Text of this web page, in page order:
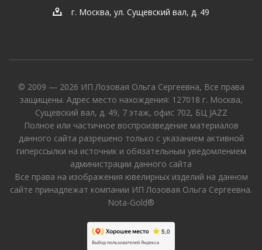
г. Москва, ул. Сущевский вал, д. 49
© 2009 — 2026 ИП Лозовая Ольга Сергеевна, Все права
защищены. Адрес место нахождения: 127018 г. Москва,
Сущевский вал, д. 49, 7 этаж, офис 702, БЦ JAZZ
Полное или частичное воспроизведение материалов
данного сайта разрешено только с указанием активной
гиперссылки на источник и обязательным уведомлением
администрации данного сайта
Все права на изображения ювелирных изделий на данном
сайте принадлежат компании ИП Лозовая Ольга Сергеевна.
Nota-Gold®